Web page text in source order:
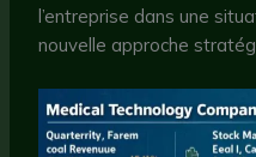
l’entreprise dans une
nouvelle approche